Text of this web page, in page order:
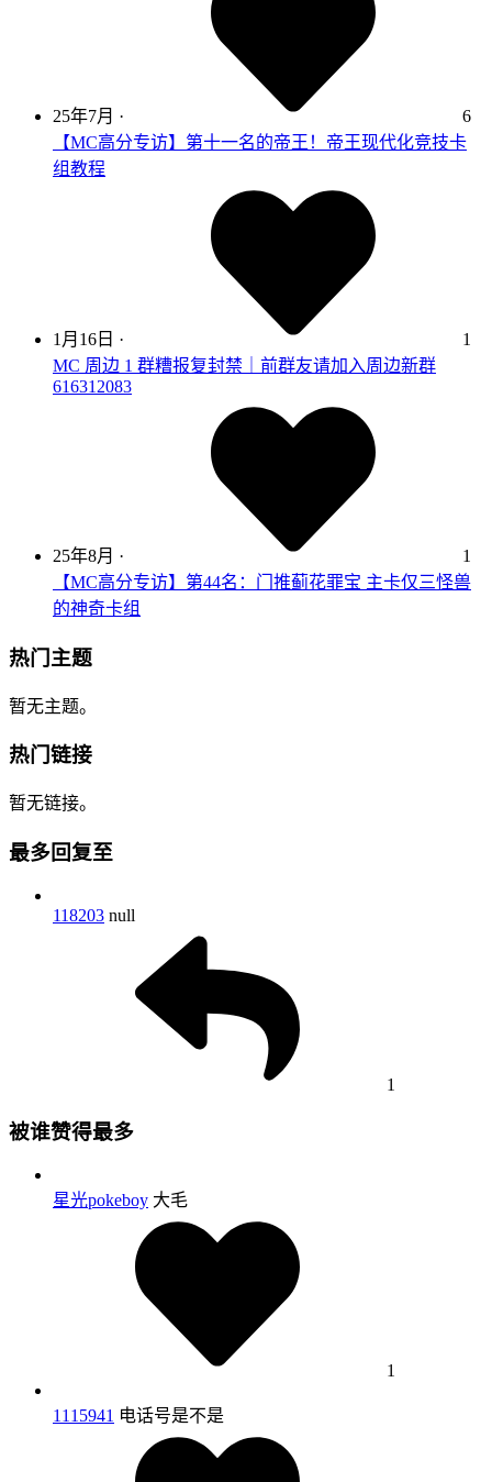
25年7月 ·
6
【MC高分专访】第十一名的帝王！帝王现代化竞技卡
组教程
1月16日 ·
1
MC 周边 1 群糟报复封禁｜前群友请加入周边新群
616312083
25年8月 ·
1
【MC高分专访】第44名：门推蓟花罪宝 主卡仅三怪兽
的神奇卡组
热门主题
暂无主题。
热门链接
暂无链接。
最多回复至
118203 null
1
被谁赞得最多
星光pokeboy 大毛
1
1115941 电话号是不是